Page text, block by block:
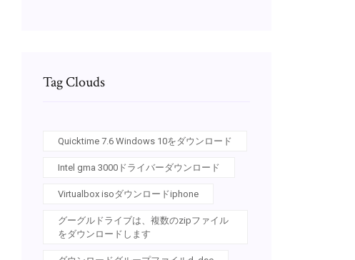
Tag Clouds
Quicktime 7.6 Windows 10をダウンロード
Intel gma 3000ドライバーダウンロード
Virtualbox isoダウンロードiphone
グーグルドライブは、複数のzipファイル
をダウンロードします